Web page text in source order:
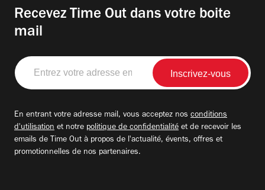
Recevez Time Out dans votre boite
mail
Entrez
votre
adresse
En entrant votre adresse mail, vous acceptez nos conditions
d'utilisation et notre politique de confidentialité et de recevoir les
emails de Time Out à propos de l'actualité, évents, offres et
promotionnelles de nos partenaires.